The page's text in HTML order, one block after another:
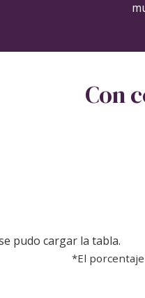
Con
pudo cargar la tabla.
*El